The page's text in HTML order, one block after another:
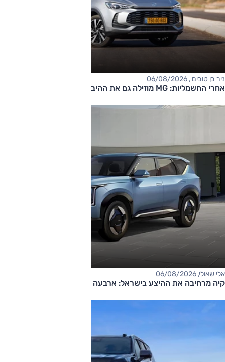
ניר בן טובים , 06/08/2026
אחרי החשמליות: MG מוזילה גם את ההיברידיות
אלי שאולי, 06/08/2026
קיה מרחיבה את ההיצע בישראל: ארבעה דגמים חדשים בדרך